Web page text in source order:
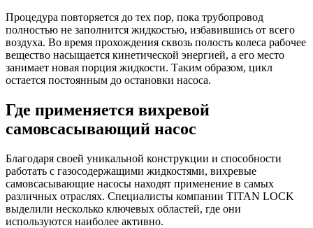
Процедура повторяется до тех пор, пока трубопровод
полностью не заполнится жидкостью, избавившись от всего
воздуха. Во время прохождения сквозь полость колеса рабочее
вещество насыщается кинетической энергией, а его место
занимает новая порция жидкости. Таким образом, цикл
остается постоянным до остановки насоса.
Где применяется вихревой
самовсасывающий насос
Благодаря своей уникальной конструкции и способности
работать с газосодержащими жидкостями, вихревые
самовсасывающие насосы находят применение в самых
различных отраслях. Специалисты компании TITAN LOCK
выделили несколько ключевых областей, где они
используются наиболее активно.